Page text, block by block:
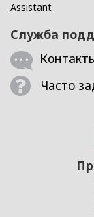
Assistant
Служба
Часто